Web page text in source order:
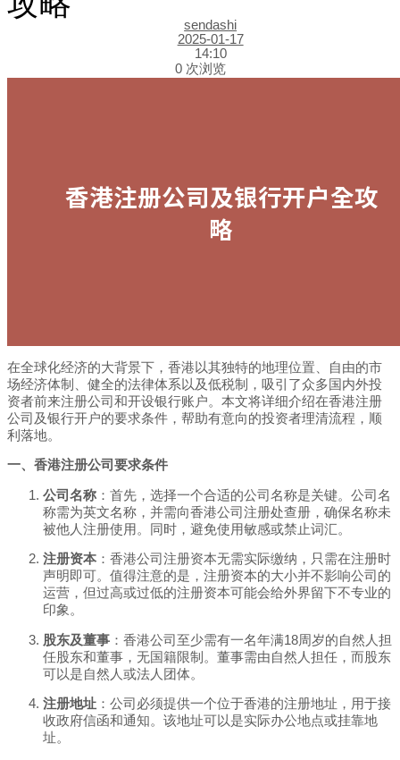
sendashi
2025-01-17
14:10
0 次浏览
在全球化经济的大背景下，香港以其独特的地理位置、自由的市
场经济体制、健全的法律体系以及低税制，吸引了众多国内外投
资者前来注册公司和开设银行账户。本文将详细介绍在香港注册
公司及银行开户的要求条件，帮助有意向的投资者理清流程，顺
利落地。
一、香港注册公司要求条件
公司名称 ：首先，选择一个合适的公司名称是关键。公司名
称需为英文名称，并需向香港公司注册处查册，确保名称未
被他人注册使用。同时，避免使用敏感或禁止词汇。
注册资本 ：香港公司注册资本无需实际缴纳，只需在注册时
声明即可。值得注意的是，注册资本的大小并不影响公司的
运营，但过高或过低的注册资本可能会给外界留下不专业的
印象。
股东及董事 ：香港公司至少需有一名年满18周岁的自然人担
任股东和董事，无国籍限制。董事需由自然人担任，而股东
可以是自然人或法人团体。
注册地址 ：公司必须提供一个位于香港的注册地址，用于接
收政府信函和通知。该地址可以是实际办公地点或挂靠地
址。